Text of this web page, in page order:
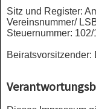
Sitz und Register:
Vereinsnummer/
Steuernummer:
Beiratsvorsitzender: